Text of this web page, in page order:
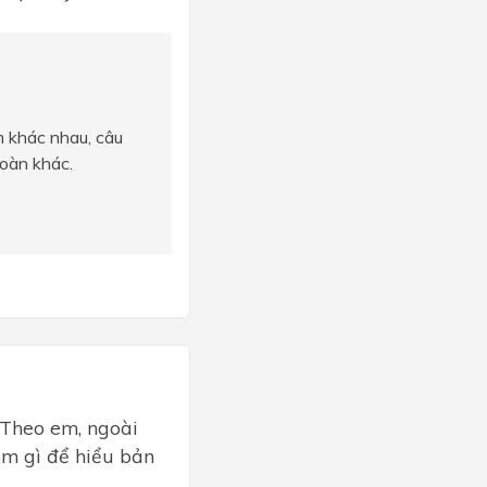
nhau, câu
khác.
em, ngoài
gì để hiểu bản